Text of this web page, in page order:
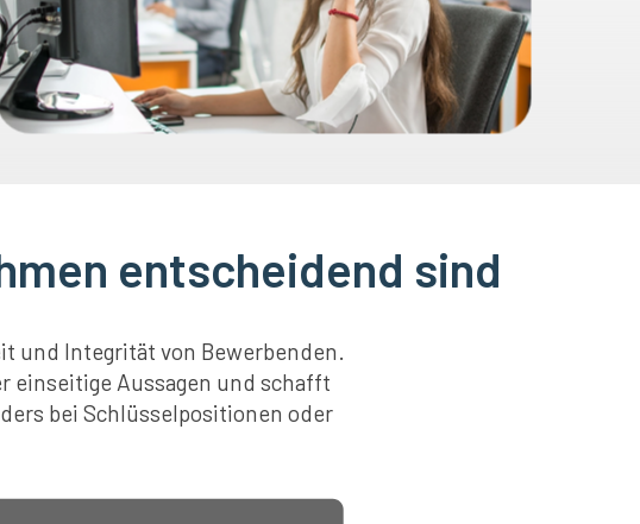
entscheidend sind
und Integrität von Bewerbenden.
Aussagen und schafft
bei Schlüsselpositionen oder